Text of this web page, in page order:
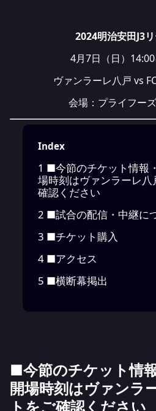
2024明治安田J3
4月7日（日）
ヴァンラーレ八戸 vs
会場：プライフー
Index
1 ■今節のチケット情報
場時刻はヴァンラーレ
確認ください
2 ■試合の配信・中継に
3 ■チケット購入
4 ■アクセス
5 ■横断幕掲出
■今節のチケット情
開場時刻はヴァンラ
トをご確認ください